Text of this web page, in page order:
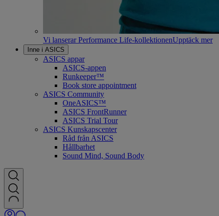
Vi lanserar Performance Life-kollektionenUpptäck mer
Inne i ASICS
ASICS appar
ASICS-appen
Runkeeper™
Book store appointment
ASICS Community
OneASICS™
ASICS FrontRunner
ASICS Trial Tour
ASICS Kunskapscenter
Råd från ASICS
Hållbarhet
Sound Mind, Sound Body